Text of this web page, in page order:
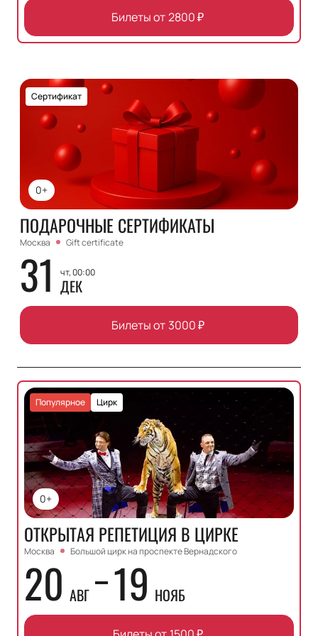
Билеты от2800₽
0+
Сертификат
ПОДАРОЧНЫЕ СЕРТИФИКАТЫ
Москва Gift certificate
31 чт, 00:00
ДЕК
Билеты от 3000₽
0+
Цирк
Популярное
ОТКРЫТАЯ РЕПЕТИЦИЯ В ЦИРКЕ
Москва Большой цирк на проспекте Вернадского
20 АВГ 19 НОЯБ